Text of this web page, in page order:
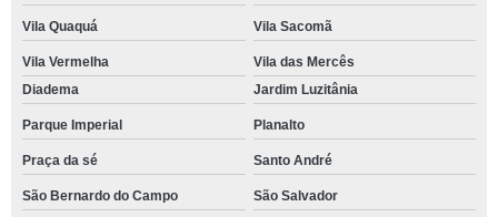
Vila Quaquá Vila Sacomã
Vila Vermelha
Vila das Mercês
Diadema
Jardim Luzitânia
Parque Imperial Planalto
Praça da sé Santo André
São Bernardo do Campo São Salvador